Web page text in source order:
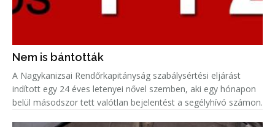
Nem is bántották
A Nagykanizsai Rendőrkapitányság szabálysértési eljárást
indított egy 24 éves letenyei nővel szemben, aki egy hónapon
belül másodszor tett valótlan bejelentést a segélyhívó számon.